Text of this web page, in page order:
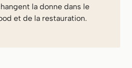
la donne dans le
et de la restauration.